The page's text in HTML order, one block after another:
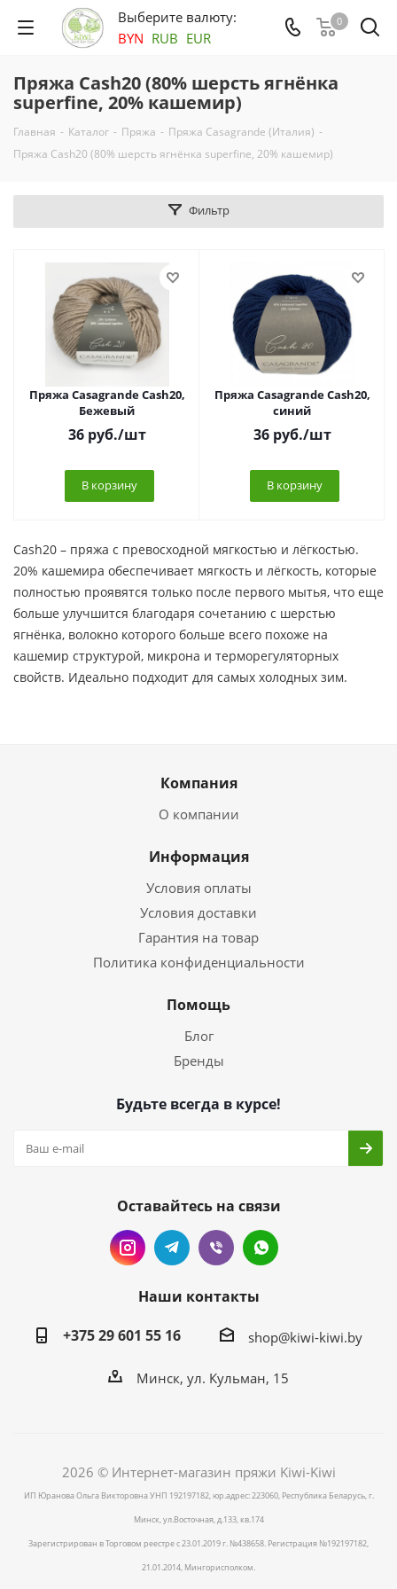
Выберите валюту:
BYN RUB EUR
0
Пряжа Cash20 (80% шерсть ягнёнка
superfine, 20% кашемир)
Главная - Каталог - Пряжа - Пряжа Casagrande (Италия) -
Пряжа Cash20 (80% шерсть ягнёнка superfine, 20% кашемир)
Фильтр
Пряжа Casagrande Cash20,
Бежевый
36руб./шт
В корзину
Пряжа Casagrande Cash20,
синий
36руб./шт
В корзину
Cash20 – пряжа с превосходной мягкостью и лёгкостью.
20% кашемира обеспечивает мягкость и лёгкость, которые
полностью проявятся только после первого мытья, что еще
больше улучшится благодаря сочетанию с шерстью
ягнёнка, волокно которого больше всего похоже на
кашемир структурой, микрона и терморегуляторных
свойств. Идеально подходит для самых холодных зим.
Компания
О компании
Информация
Условия оплаты
Условия доставки
Гарантия на товар
Политика конфиденциальности
Помощь
Блог
Бренды
Будьте всегда в курсе!
Оставайтесь на связи
Наши контакты
+375 29 601 55 16
shop@kiwi-kiwi.by
Минск, ул. Кульман, 15
2026 © Интернет-магазин пряжи Kiwi-Kiwi
ИП Юранова Ольга Викторовна УНП 192197182, юр.адрес: 223060, Республика Беларусь, г.
Минск, ул.Восточная, д.133, кв.174
Зарегистрирован в Торговом реестре с 23.01.2019 г. №438658. Регистрация №192197182,
21.01.2014, Мингорисполком.